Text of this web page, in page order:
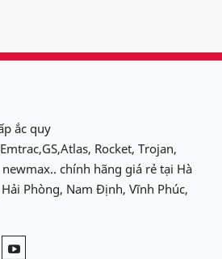
ắc quy
Rocket, Trojan,
chính hãng giá rẻ tại Hà
Phòng, Nam Định, Vĩnh Phúc,